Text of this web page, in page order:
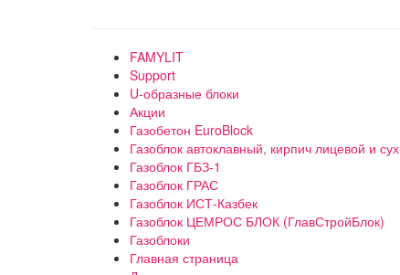
FAMYLIT
Support
U-образные блоки
Акции
Газобетон EuroBlock
Газоблок автоклавный, кирпич лицевой и
Газоблок ГБЗ-1
Газоблок ГРАС
Газоблок ИСТ-Казбек
Газоблок ЦЕМРОС БЛОК (ГлавСтройБлок)
Газоблоки
Главная страница